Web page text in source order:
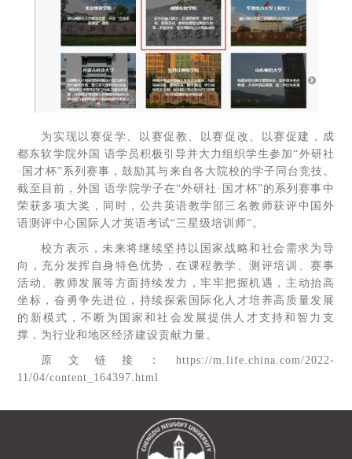
为实现以赛促学、以赛促教、以赛促改、以赛促建，成
都东软学院外国 语学员积极引导并大力组织学生参加“外研社
·国才杯”系列赛事，鼓励其与来自各大院校的学子同台竞技。
截至目前，外国 语学院学子在“外研社·国才杯”的系列赛事中
荣获多项大奖，同时，公共英语教学部三名教师获评中国外
语测评中心国际人才英语考试“三星级培训师”。
校方表示，未来将继续坚持以国家战略和社会需求为导
向，充分发挥自身特色优势，在课程教学、测评培训、赛事
活动、教师发展等方面持续发力，牢牢把握机遇，主动抬高
坐标，奋勇争先进位，持续探索国际化人才培养高质量发展
的新模式，不断为国家和社会发展提供人才支持和智力支
撑，为行业和地区经济建设贡献力量。
原文链接：https://m.life.china.com/2022-
11/04/content_164397.html